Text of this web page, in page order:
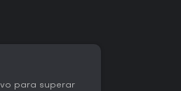
para superar